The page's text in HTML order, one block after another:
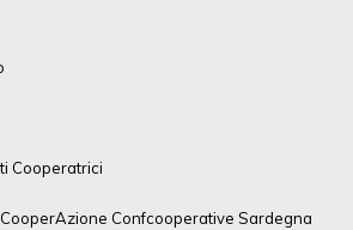
Cooperatrici
Confcooperative Sardegna